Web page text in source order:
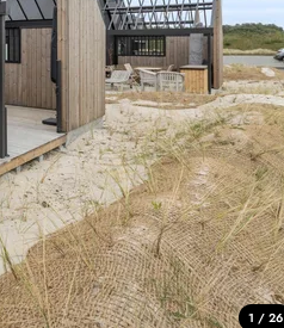
Sondervig
Klit
Sande
Hede
1 / 26